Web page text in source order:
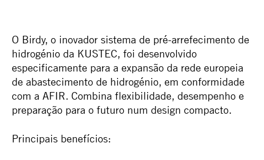
O Birdy, o inovador sistema de pré-arrefecimento de
hidrogénio da KUSTEC, foi desenvolvido
especificamente para a expansão da rede europeia
de abastecimento de hidrogénio, em conformidade
com a AFIR. Combina flexibilidade, desempenho e
preparação para o futuro num design compacto.
Principais benefícios: